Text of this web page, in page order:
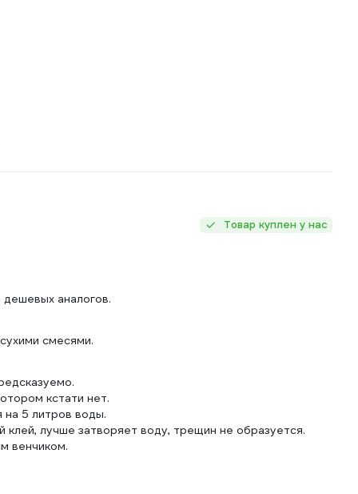
Товар куплен у нас
аналогов.
смесями.
кстати нет.
5 литров воды.
лучше затворяет воду, трещин не образуется.
венчиком.